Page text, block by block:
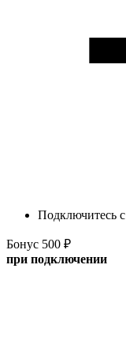
Подключитесь
Бонус 500 ₽
при подключении